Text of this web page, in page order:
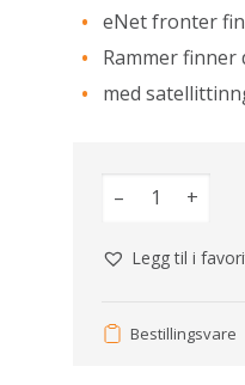
eNet fronter
Rammer finner
med
– +
Legg til i
Bestillingsvare